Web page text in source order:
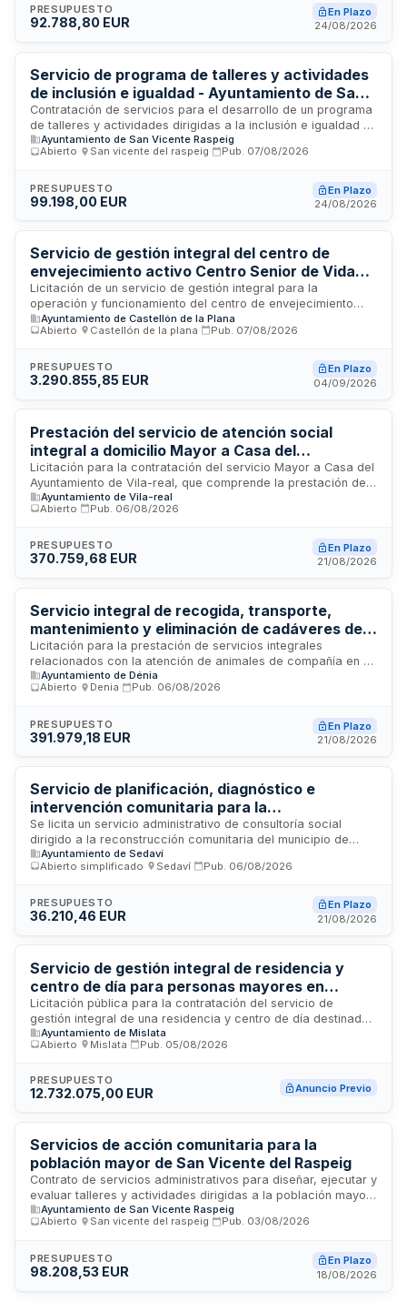
contrato incluye la gestión de ayudas y subvenciones en esta
área, así como la coordinación de su implementación y
detectadas y diagnósticos existentes.
PRESUPUESTO
92.788,80 EUR
En Plazo
24/08/2026
Servicio de programa de talleres y actividades
de inclusión e igualdad - Ayuntamiento de San
Vicente del Raspeig
Contratación de servicios para el desarrollo de un programa
de talleres y actividades dirigidas a la inclusión e igualdad en
el municipio de San Vicente del Raspeig. La empresa
adjudicataria será responsable de la prestación integral del
y materiales necesarios, con supervisión y seguimiento
mensual por parte del ayuntamiento. El contrato incluye dos
técnica.
Ayuntamiento de San Vicente Raspeig
Abierto
San vicente del raspeig Pub. 07/08/2026
PRESUPUESTO
99.198,00 EUR
En Plazo
24/08/2026
Servicio de gestión integral del centro de
envejecimiento activo Centro Senior de Vida
Activa y Saludable de Castelló
Licitación de un servicio de gestión integral para la
operación y funcionamiento del centro de envejecimiento
activo Centro Senior de Vida Activa y Saludable ubicado en
Castelló. El contrato administrativo de servicios sociales
información, conserjería, limpieza, mantenimiento de
espacios, organización de actividades y prestación de
responsabilizará de proporcionar todos los medios
personales y materiales necesarios, así como los suministros
consumibles, comunicaciones y fungibles para el correcto
funcionamiento del centro.
Ayuntamiento de Castellón de la Plana
Abierto
Castellón de la plana Pub. 07/08/2026
PRESUPUESTO
3.290.855,85 EUR
En Plazo
04/09/2026
Prestación del servicio de atención social
integral a domicilio Mayor a Casa del
Ayuntamiento de Vila-real
Licitación para la contratación del servicio Mayor a Casa del
Ayuntamiento de Vila-real, que comprende la prestación de
un conjunto de servicios de asistencia social, atención a
domicilio, recogida de lavandería, reparto de alimentos y
mayores y otras personas necesitadas de especial
protección en el municipio de Vila-real, prestándose de
personas beneficiarias, con un máximo de 20 usuarios.
Ayuntamiento de Vila-real
Abierto
Pub. 06/08/2026
PRESUPUESTO
370.759,68 EUR
En Plazo
21/08/2026
Servicio integral de recogida, transporte,
mantenimiento y eliminación de cadáveres de
animales de compañía, con gestión de
adopciones en el Centro de Atención Animal de
Dénia
Licitación para la prestación de servicios integrales
relacionados con la atención de animales de compañía en el
Centro Integral de Atención Animal de Dénia. El contrato
comprende la recogida y transporte de cadáveres de
programas de adopción. La Administración licita estos
servicios para garantizar el correcto funcionamiento del
conforme a la Ley de Contratos del Sector Público.
Ayuntamiento de Dénia
Abierto
Denia Pub. 06/08/2026
PRESUPUESTO
391.979,18 EUR
En Plazo
21/08/2026
Servicio de planificación, diagnóstico e
intervención comunitaria para la
reconstrucción social del municipio de Sedaví
tras la DANA
Se licita un servicio administrativo de consultoría social
dirigido a la reconstrucción comunitaria del municipio de
Sedaví tras la DANA. El servicio comprende la realización de
diagnósticos de situación social, identificación de
comunitarias orientadas a la recuperación y atención social.
El contrato, dividido en cuatro lotes temáticos, abarca
adolescente, planificación de juventud y evaluación de
planes de infancia. La contratación corre a cargo del
Ayuntamiento de Sedaví a través de la Junta de Gobierno
Local.
Ayuntamiento de Sedaví
Abierto simplificado
Sedaví Pub. 06/08/2026
PRESUPUESTO
36.210,46 EUR
En Plazo
21/08/2026
Servicio de gestión integral de residencia y
centro de día para personas mayores en
Mislata
Licitación pública para la contratación del servicio de
gestión integral de una residencia y centro de día destinados
a la atención de personas mayores en Mislata. El
Ayuntamiento de Mislata, a través de su Junta de Gobierno
operación y mantenimiento de las instalaciones, así como la
prestación de servicios asistenciales, sanitarios y de
gestión de personal, servicios de comedor, limpieza,
mantenimiento de instalaciones y programas de atención
sociosanitaria dirigidos a mejorar la calidad de vida de los
residentes.
Ayuntamiento de Mislata
Abierto
Mislata Pub. 05/08/2026
PRESUPUESTO
12.732.075,00 EUR Anuncio Previo
Servicios de acción comunitaria para la
población mayor de San Vicente del Raspeig
Contrato de servicios administrativos para diseñar, ejecutar y
evaluar talleres y actividades dirigidas a la población mayor
de sesenta años del municipio de San Vicente del Raspeig.
Las actividades se desarrollarán en centros de mayores y
vida, promover el ocio saludable, fomentar relaciones
interpersonales y prevenir el aislamiento social del colectivo
Ayuntamiento de San Vicente Raspeig
Abierto
San vicente del raspeig Pub. 03/08/2026
PRESUPUESTO
98.208,53 EUR
En Plazo
18/08/2026